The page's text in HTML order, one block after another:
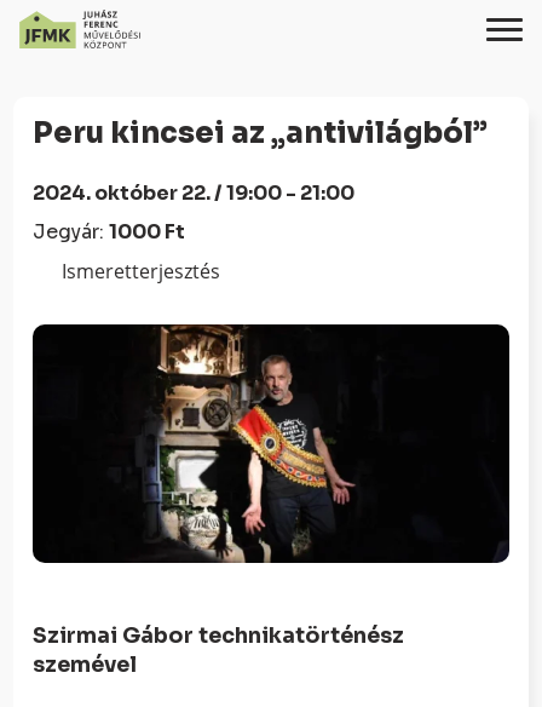
Content
navigációhoz
Peru kincsei az „antivilágból”
2024. október 22. / 19:00 - 21:00
Jegyár:1000 Ft
Ismeretterjesztés
Szirmai Gábor technikatörténész
szemével